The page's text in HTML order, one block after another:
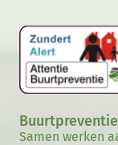
Samen werken